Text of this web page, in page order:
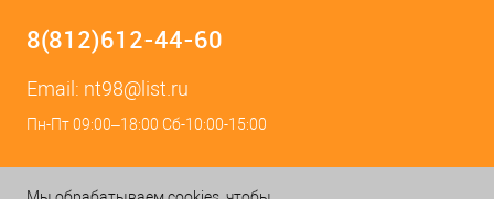
8(812)612-44-60
Email: nt98@list.ru
Пн-Пт 09:00–18:00 Сб-10:00-15:00